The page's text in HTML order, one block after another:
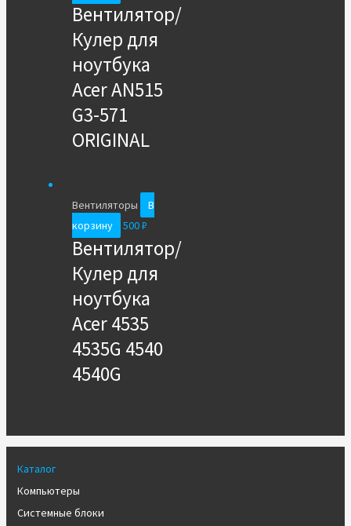
Каталог
Компьютеры
Системные блоки
Вентилятор/
Кулер для
ноутбука
Acer AN515
G3-571
ORIGINAL
Вентиляторы
В
корзину
500₽
Вентилятор/
Кулер для
ноутбука
Acer 4535
4535G 4540
4540G